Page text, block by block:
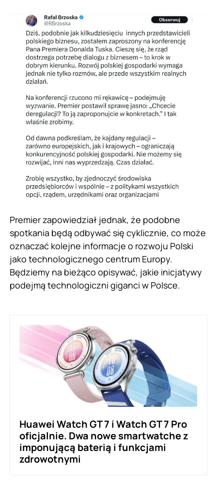
Premier zapowiedział jednak, że podobne
spotkania będą odbywać się cyklicznie, co może
oznaczać kolejne informacje o rozwoju Polski
jako technologicznego centrum Europy.
Będziemy na bieżąco opisywać, jakie inicjatywy
podejmą technologiczni giganci w Polsce.
Huawei Watch GT 7 i Watch GT 7 Pro
oficjalnie. Dwa nowe smartwatche z
imponującą baterią i funkcjami
zdrowotnymi